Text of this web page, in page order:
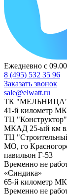
Ежедневно с
8 (495) 532 35 96
Заказать звонок
sale@elwatt.ru
ТК
41-й километр
ТЦ "Конструктор"
МКАД 25-ый км
ТЦ
МО, го
павильон Г-53
Временно не
«Синдика»
65-й километр
Временно не